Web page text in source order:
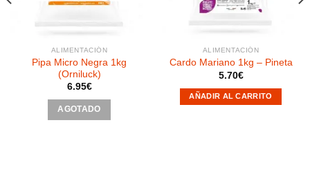
ALIMENTACIÓN
Pipa Micro Negra 1kg
(Orniluck)
6.95€
AGOTADO
ALIMENTACIÓN
Cardo Mariano 1kg – Pineta
5.70€
AÑADIR AL CARRITO